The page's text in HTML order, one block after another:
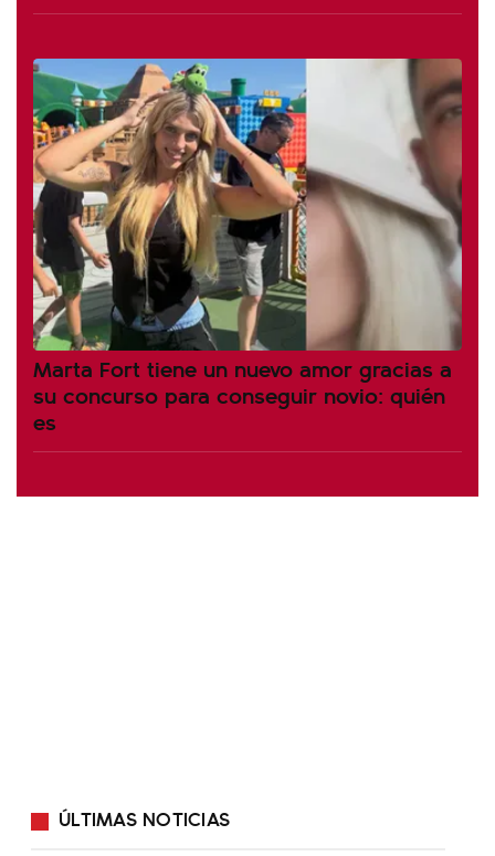
Marta Fort tiene un nuevo amor gracias a
su concurso para conseguir novio: quién
es
ÚLTIMAS NOTICIAS